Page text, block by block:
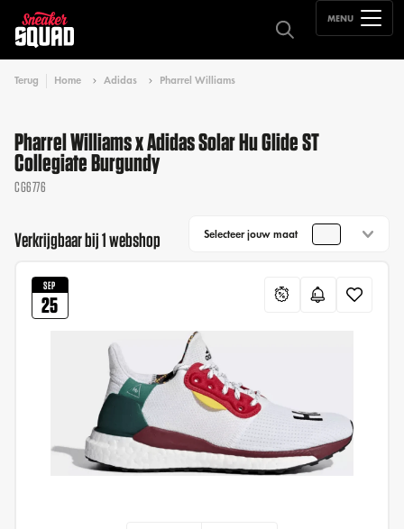
MENU
Terug Home Adidas Pharrel Williams
Pharrel Williams x Adidas Solar Hu Glide ST
Collegiate Burgundy
CG6776
Verkrijgbaar bij 1 webshop Selecteer jouw maat
SEP
25